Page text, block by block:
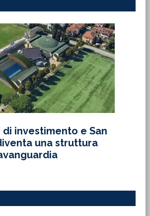
di investimento e San
una struttura